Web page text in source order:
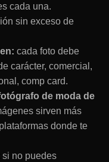
cada una.
sin exceso de
cada foto debe
carácter, comercial,
comp card.
de moda de
sirven más
donde te
si no puedes